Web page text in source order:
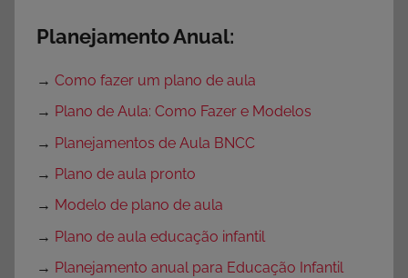
Planejamento Anual:
→ Como fazer um plano de aula
→ Plano de Aula: Como Fazer e Modelos
→ Planejamentos de Aula BNCC
→ Plano de aula pronto
→ Modelo de plano de aula
→ Plano de aula educação infantil
→ Planejamento anual para Educação Infantil